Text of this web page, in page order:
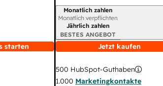
starten
Abrechnungszeitraum
Monatlich zahlen
Monatlich verpflichten
Jährlich zahlen
BESTES ANGEBOT
Jetzt kaufen
500 HubSpot-Guthaben
1.000 Marketingkontakte